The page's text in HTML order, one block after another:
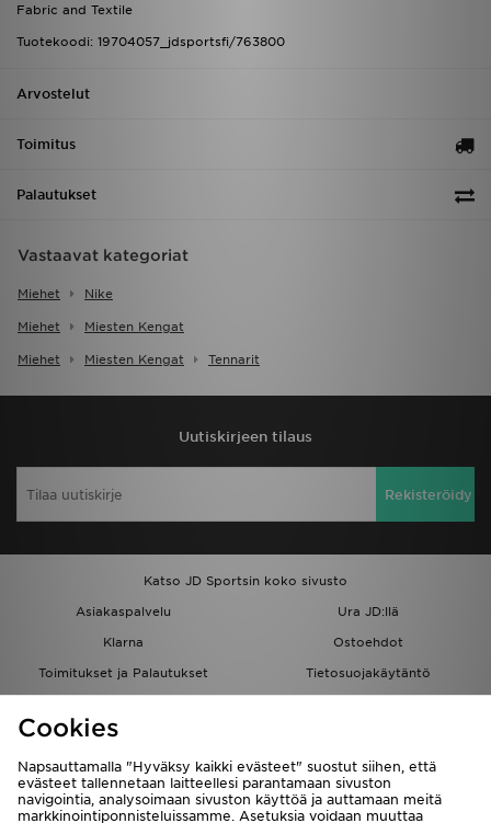
Fabric and Textile
Tuotekoodi: 19704057_jdsportsfi/763800
Arvostelut
Toimitus
Palautukset
Vastaavat kategoriat
Miehet Nike
Miehet Miesten Kengat
Miehet Miesten Kengat Tennarit
Uutiskirjeen tilaus
Rekisteröidy
Katso JD Sportsin koko sivusto
Asiakaspalvelu
Ura JD:llä
Klarna
Ostoehdot
Toimitukset ja Palautukset
Tietosuojakäytäntö
Löydä myymälä
Kumppanuusohjelma
JD Blog
Cookies
Napsauttamalla "Hyväksy kaikki evästeet" suostut siihen, että
evästeet tallennetaan laitteellesi parantamaan sivuston
navigointia, analysoimaan sivuston käyttöä ja auttamaan meitä
markkinointiponnisteluissamme. Asetuksia voidaan muuttaa